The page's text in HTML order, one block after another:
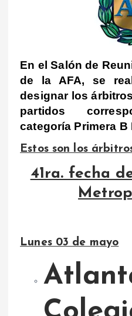
En el Salón de
de la AFA, se
designar los
partidos
categoría Primera B
Estos son los
41ra. fecha
Lunes 03 de mayo